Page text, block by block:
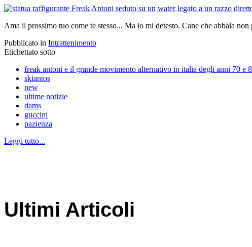
Ama il prossimo tuo come te stesso... Ma io mi detesto. Cane che abbaia
Pubblicato in Intrattenimento
Etichettato sotto
freak antoni e il grande movimento alternativo in italia degli anni 70 e
skiantos
new
ultime notizie
dams
guccini
pazienza
Leggi tutto...
Ultimi Articoli